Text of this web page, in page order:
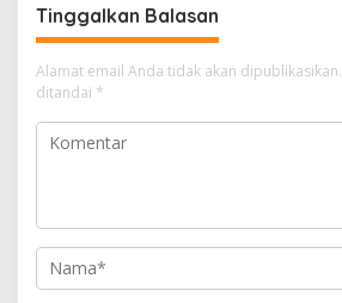
Tinggalkan Balasan
Alamat email Anda tidak akan dipublikasikan.
ditandai *